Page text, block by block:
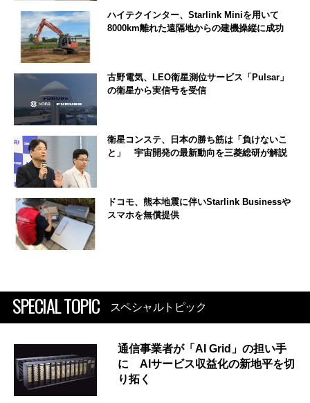
ハイテクインター、Starlink Miniを用いて
8000km離れた遠隔地からの建機操縦に成功
古野電気、LEO衛星測位サービス「Pulsar」
の衛星から実信号を受信
衛星コンステ、日本の勝ち筋は「負けないこ
と」 宇宙開発の最新動向を三菱総研が解説
ドコモ、熊本地震に伴いStarlink Businessや
スマホを無償提供
SPECIAL TOPIC スペシャルトピック
通信事業者が「AI Grid」の担い手
に AIサービス収益化の新地平を切
り拓く